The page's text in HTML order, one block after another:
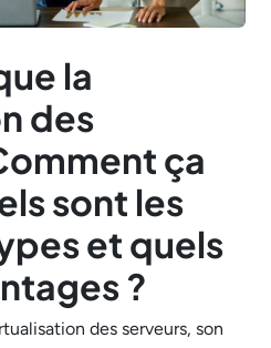
la
des
ça
sont les
et quels
?
des serveurs, son